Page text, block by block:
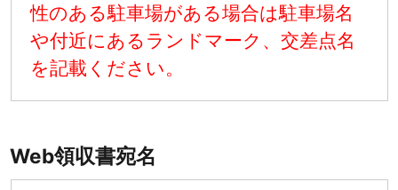
性のある駐車場がある場合は駐車場名
や付近にあるランドマーク、交差点名
を記載ください。
Web領収書宛名